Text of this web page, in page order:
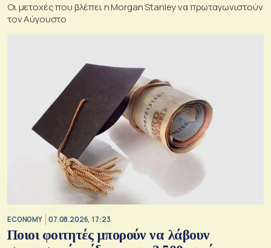
Οι μετοχές που βλέπει η Morgan Stanley να πρωταγωνιστούν
τον Αύγουστο
ECONOMY 07.08.2026, 17:23
Ποιοι φοιτητές μπορούν να λάβουν